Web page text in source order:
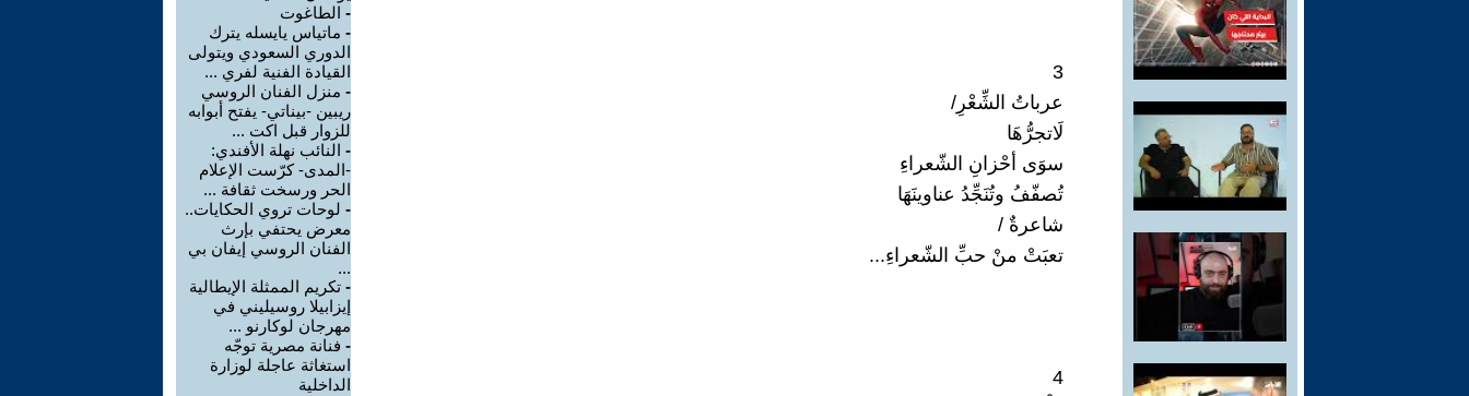
3
عرباتُ الشِّعْرِ/
لَاتجرُّهَا
سوَى أحْزانِ الشّعراءِ
تُصفّفُ وتُنَجِّدُ عناوينَهَا
شاعرةٌ /
تعبَتْ منْ حبِّ الشّعراءِ...
4
- الطاغوت
- ماتياس يايسله يترك
الدوري السعودي ويتولى
القيادة الفنية لفري ...
- منزل الفنان الروسي
ريبين -بيناتي- يفتح أبوابه
للزوار قبل اكت ...
- النائب نهلة الأفندي:
-المدى- كرّست الإعلام
الحر ورسخت ثقافة ...
- لوحات تروي الحكايات..
معرض يحتفي بإرث
الفنان الروسي إيفان بي
...
- تكريم الممثلة الإيطالية
إيزابيلا روسيليني في
مهرجان لوكارنو ...
- فنانة مصرية توجّه
استغاثة عاجلة لوزارة
الداخلية